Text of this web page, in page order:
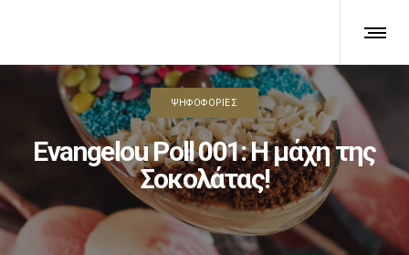
ΨΗΦΟΦΟΡΊΕΣ
Evangelou Poll 001: Η μάχη της
Σοκολάτας!